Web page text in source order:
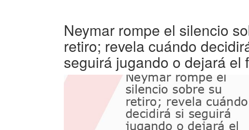
Neymar rompe el silencio
retiro; revela cuándo
seguirá jugando o dejará el